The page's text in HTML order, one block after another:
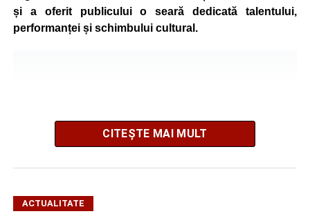
și a oferit publicului o seară dedicată talentului,
performanței și schimbului cultural.
CITEȘTE MAI MULT
ACTUALITATE